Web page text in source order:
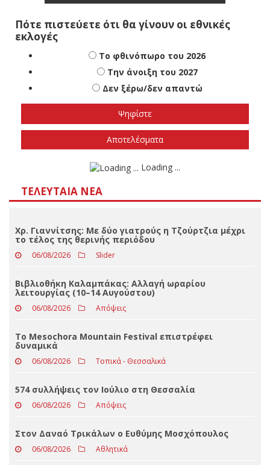
Πότε πιστεύετε ότι θα γίνουν οι εθνικές
εκλογές
Το φθινόπωρο του 2026
Την άνοιξη του 2027
Δεν ξέρω/δεν απαντώ
ΤΕΛΕΥΤΑΊΑ ΝΈΑ
Χρ. Γιαννίτσης: Με δύο γιατρούς η Τζούρτζια μέχρι
το τέλος της θερινής περιόδου
06/08/2026 Slider
Βιβλιοθήκη Καλαμπάκας: Αλλαγή ωραρίου
λειτουργίας (10–14 Αυγούστου)
06/08/2026 Απόψεις
Το Mesochora Mountain Festival επιστρέφει
δυναμικά
574 συλλήψεις τον Ιούλιο στη Θεσσαλία